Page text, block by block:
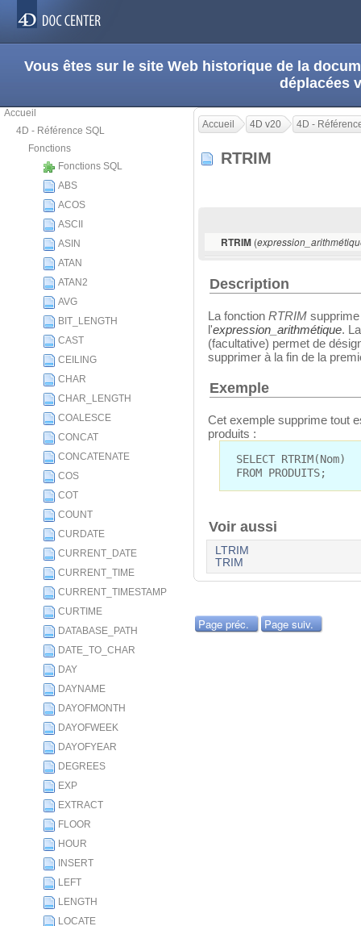
Vous êtes sur le site Web historique de la
déplacées
Accueil
4D - Référence SQL
Fonctions
Fonctions SQL
ABS
ACOS
ASCII
ASIN
ATAN
ATAN2
AVG
BIT_LENGTH
CAST
CEILING
CHAR
CHAR_LENGTH
COALESCE
CONCAT
CONCATENATE
COS
COT
COUNT
CURDATE
CURRENT_DATE
CURRENT_TIME
CURRENT_TIMESTAMP
CURTIME
DATABASE_PATH
DATE_TO_CHAR
DAY
DAYNAME
DAYOFMONTH
DAYOFWEEK
DAYOFYEAR
DEGREES
EXP
EXTRACT
FLOOR
HOUR
INSERT
LEFT
LENGTH
LOCATE
Accueil 4D v20 4D -
RTRIM
RTRIM (
Description
La fonction RTRIM
l'expression_arithmétique.
(facultative) permet de
supprimer à la fin de la
Exemple
Cet exemple supprime tout
produits :
SELECT RTRIM(Nom)
FROM PRODUITS;
Voir aussi
LTRIM
TRIM
Page préc. Page suiv.